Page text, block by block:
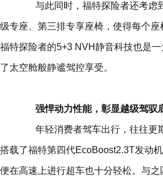
与此同时，福特探险者还考虑
级专座、第三排专享座椅，使得每个
福特探险者的5+3 NVH静音科技也是
了太空舱般静谧驾控享受。
强悍动力性能，彰显越级驾驭
年轻消费者驾车出行，往往更期
搭载了福特第四代EcoBoost2.3T发动
便在高速上进行超车也十分轻松。与